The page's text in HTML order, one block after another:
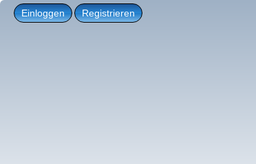
Einloggen Registrieren